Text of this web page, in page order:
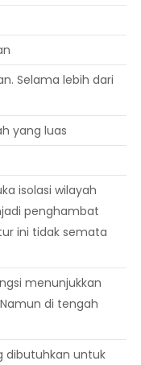
Selama lebih dari
yang luas
isolasi wilayah
penghambat
ini tidak semata
menunjukkan
di tengah
dibutuhkan untuk